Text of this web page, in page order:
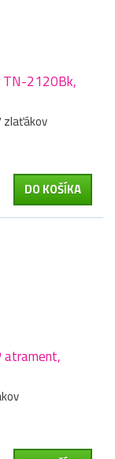
TN-2120Bk,
zlaťákov
DO KOŠÍKA
atrament,